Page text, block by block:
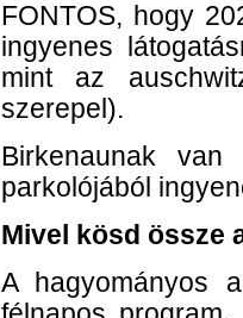
FONTOS, hogy
ingyenes
mint az
szerepel).
Birkenaunak
parkolójából
Mivel kösd össze
A hagyományos